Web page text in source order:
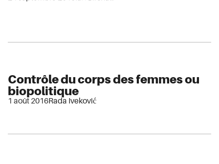
Contrôle du corps des femmes ou
biopolitique
1 août 2016Rada Iveković